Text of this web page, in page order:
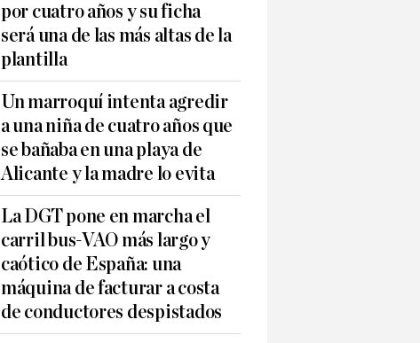
por cuatro años y su ficha
será una de las más altas de la
plantilla
Un marroquí intenta agredir
a una niña de cuatro años que
se bañaba en una playa de
Alicante y la madre lo evita
La DGT pone en marcha el
carril bus-VAO más largo y
caótico de España: una
máquina de facturar a costa
de conductores despistados